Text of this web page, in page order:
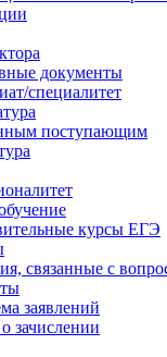
документы
специалитет
поступающим
курсы ЕГЭ
связанные с
заявлений
зачислении